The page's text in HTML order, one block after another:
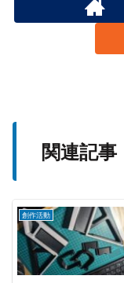
関連記事
創作活動